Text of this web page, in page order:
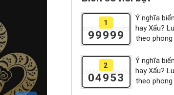
1
99999
Ý nghĩa
hay Xấu?
theo
2
04953
Ý nghĩa
hay Xấu?
theo